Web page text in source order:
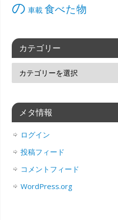
の 車載 食べた物
カテゴリー
メタ情報
ログイン
投稿フィード
コメントフィード
WordPress.org